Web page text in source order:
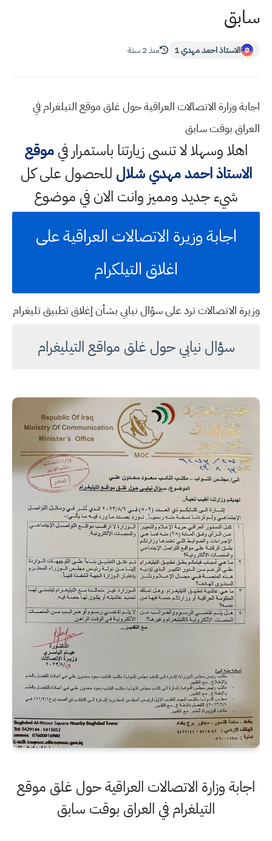
سابق
الاستاذ احمد مهدي 1 منذ 2 سنة
اجابة وزارة الاتصالات العراقية حول غلق موقع التيلغرام في
العراق بوقت سابق
اهلا وسهلالا تنسى زيارتنا باستمرار فيموقع
الاستاذ احمد مهدي شلال للحصول على كل
شيء جديد ومميز وانت الان في موضوع
اجابة وزيرة الاتصالات العراقية على
اغلاق التيلكرام
وزيرة الاتصالات ترد على سؤال نیابي بشأن إغلاق تطبيق تليغرام
سؤال نيابي حول غلق مواقع التيليغرام
اجابة وزارة الاتصالات العراقية حول غلق موقع
التيلغرام في العراق بوقت سابق